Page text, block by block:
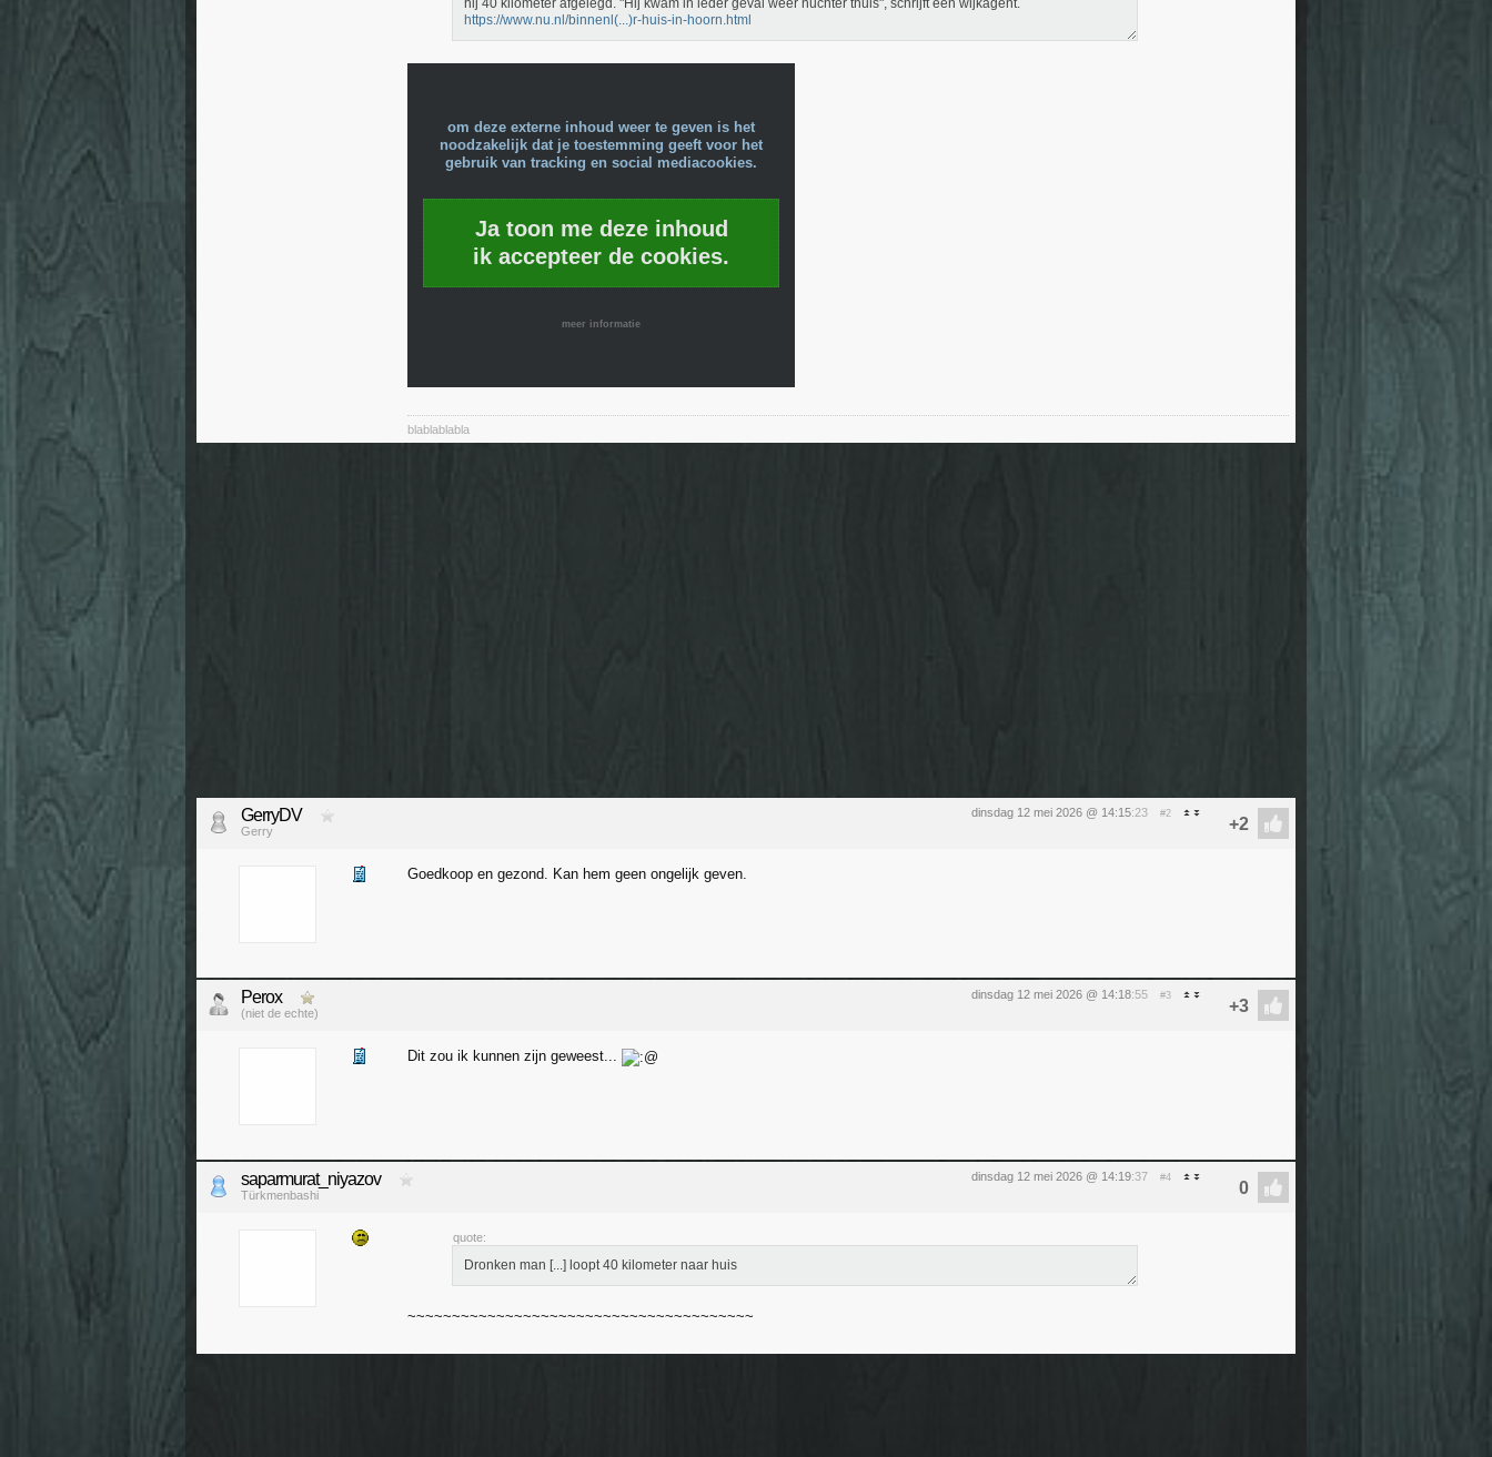
hij 40 kilometer afgelegd. "Hij kwam in ieder geval weer nuchter thuis", schrijft een wijkagent.
https://www.nu.nl/binnenl(...)r-huis-in-hoorn.html
om deze externe inhoud weer te geven is het
noodzakelijk dat je toestemming geeft voor het
gebruik van tracking en social mediacookies.
Ja toon me deze inhoud
ik accepteer de cookies.
meer informatie
blablablabla
dinsdag 12 mei 2026 @ 14:15:23 #2
GerryDV
Gerry
Goedkoop en gezond. Kan hem geen ongelijk geven.
dinsdag 12 mei 2026 @ 14:18:55 #3
Perox
(niet de echte)
Dit zou ik kunnen zijn geweest...
dinsdag 12 mei 2026 @ 14:19:37 #4
saparmurat_niyazov
Türkmenbashi
quote:
Dronken man [...] loopt 40 kilometer naar huis
~~~~~~~~~~~~~~~~~~~~~~~~~~~~~~~~~~~~~~~